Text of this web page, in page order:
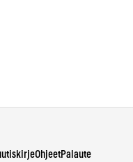
OhjeetPalaute